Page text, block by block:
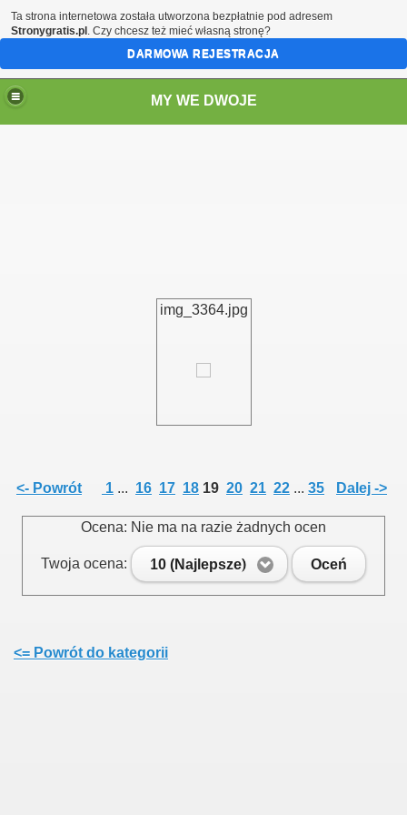
MY WE DWOJE
img_3364.jpg
<- Powrót 1 ... 16 17 18 19 20 21 22 ... 35 Dalej ->
Ocena: Nie ma na razie żadnych ocen
Twoja ocena: 10 (Najlepsze) Oceń
<= Powrót do kategorii
Ta strona internetowa została utworzona bezpłatnie pod adresem
Stronygratis.pl . Czy chcesz też mieć własną stronę?
DARMOWA REJESTRACJA